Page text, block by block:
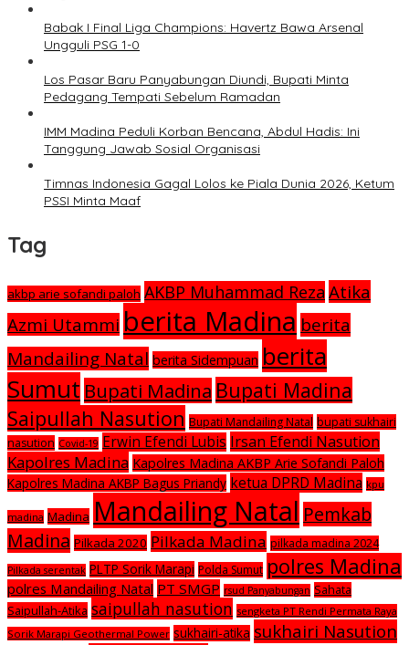
Babak I Final Liga Champions: Havertz Bawa Arsenal
Ungguli PSG 1-0
Los Pasar Baru Panyabungan Diundi, Bupati Minta
Pedagang Tempati Sebelum Ramadan
IMM Madina Peduli Korban Bencana, Abdul Hadis: Ini
Tanggung Jawab Sosial Organisasi
Timnas Indonesia Gagal Lolos ke Piala Dunia 2026, Ketum
PSSI Minta Maaf
Tag
akbp arie sofandi paloh AKBP Muhammad Reza Atika
Azmi Utammi berita Madina berita
Mandailing Natal berita Sidempuan berita
Sumut Bupati Madina Bupati Madina
Saipullah Nasution Bupati Mandailing Natal bupati sukhairi
nasution Covid-19 Erwin Efendi Lubis Irsan Efendi Nasution
Kapolres Madina Kapolres Madina AKBP Arie Sofandi Paloh
Kapolres Madina AKBP Bagus Priandy ketua DPRD Madina kpu
madina Madina Mandailing Natal Pemkab
Madina Pilkada 2020 Pilkada Madina pilkada madina 2024
Pilkada serentak PLTP Sorik Marapi Polda Sumut polres Madina
polres Mandailing Natal PT SMGP rsud Panyabungan Sahata
Saipullah-Atika saipullah nasution sengketa PT Rendi Permata Raya
Sorik Marapi Geothermal Power sukhairi-atika sukhairi Nasution